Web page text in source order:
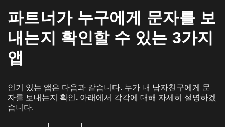
파트너가 누구에게 문자를 보
내는지 확인할 수 있는 3가지
앱
인기 있는 앱은 다음과 같습니다. 누가 내 남자친구에게 문
자를 보내는지 확인. 아래에서 각각에 대해 자세히 설명하겠
습니다.